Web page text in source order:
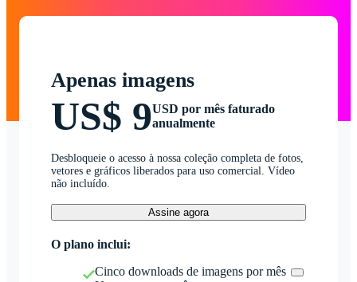
Apenas imagens
US$ 9USD por mês faturado
anualmente
Desbloqueie o acesso à nossa coleção completa de fotos,
vetores e gráficos liberados para uso comercial. Vídeo
não incluído.
Assine agora
O plano inclui:
Cinco downloads de imagens por mês